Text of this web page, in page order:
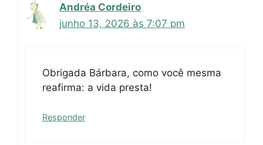
Andréa Cordeiro
junho 13, 2026 às 7:07 pm
Obrigada Bárbara, como você mesma
reafirma: a vida presta!
Responder